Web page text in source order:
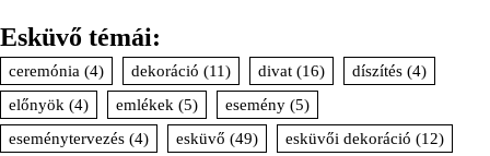
Esküvő témái:
ceremónia (4) dekoráció (11) divat (16) díszítés (4)
előnyök (4) emlékek (5) esemény (5)
eseménytervezés (4) esküvő (49) esküvői dekoráció (12)